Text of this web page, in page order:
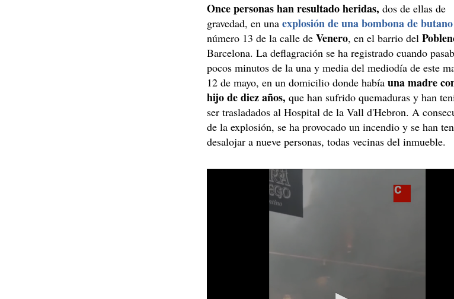
Once personas han resultado heridas, dos de ellas de
gravedad, en unaexplosión de una bombona de butano
número 13 de la calle deVenero, en el barrio del
Barcelona. La deflagración se ha registrado cuando
pocos minutos de la una y media del mediodía de este
12 de mayo, en un domicilio donde habíauna madre
hijo de diez años, que han sufrido quemaduras y han
ser trasladados al Hospital de la Vall d'Hebron. A
de la explosión, se ha provocado un incendio y se han
desalojar a nueve personas, todas vecinas del inmueble.